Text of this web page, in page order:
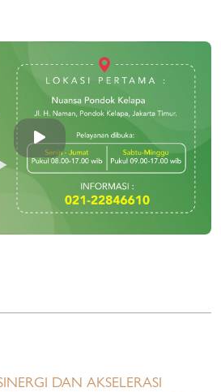
DAN AKSELERASI